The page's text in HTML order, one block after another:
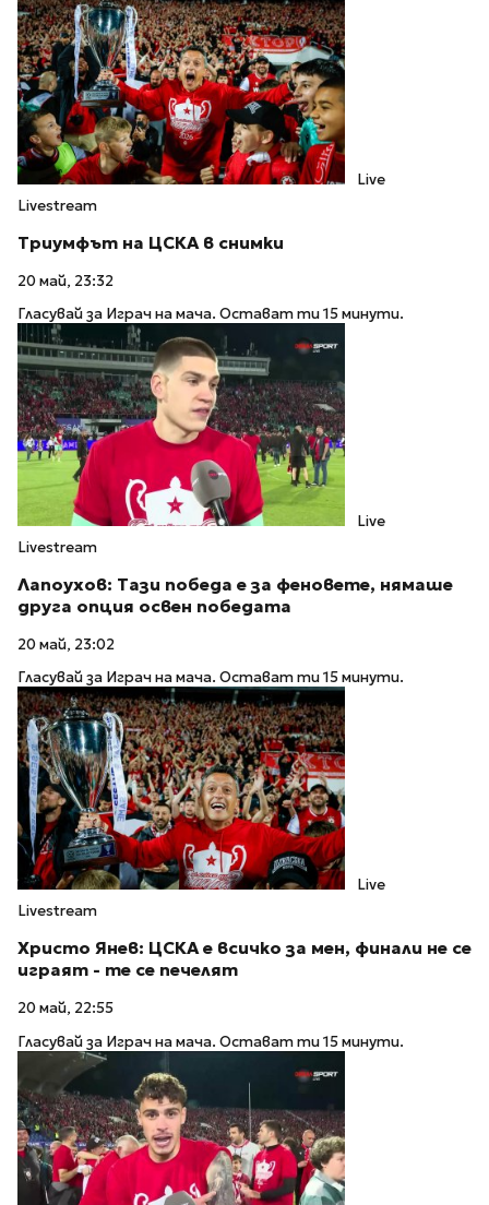
Live
Livestream
Триумфът на ЦСКА в снимки
20 май, 23:32
Гласувай за Играч на мача. Остават ти 15 минути.
Live
Livestream
Лапоухов: Тази победа е за феновете, нямаше
друга опция освен победата
20 май, 23:02
Гласувай за Играч на мача. Остават ти 15 минути.
Live
Livestream
Христо Янев: ЦСКА е всичко за мен, финали не се
играят - те се печелят
20 май, 22:55
Гласувай за Играч на мача. Остават ти 15 минути.